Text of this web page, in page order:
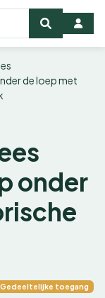
de loep met
onder
Gedeeltelijke toegang